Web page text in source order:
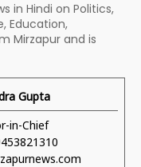
in Hindi on Politics,
Education,
Mirzapur and is
Gupta
in-Chief